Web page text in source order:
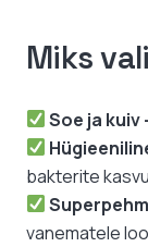
Miks
Soe ja kuiv
bakterite kasvu
vanematele